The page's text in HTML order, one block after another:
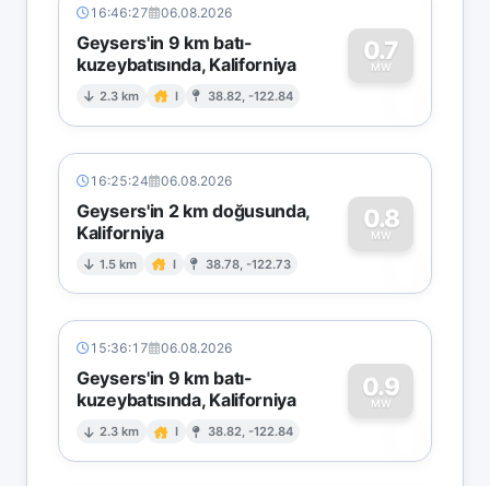
16:46:27 06.08.2026
Geysers'in 9 km batı-
kuzeybatısında, Kaliforniya
2.3 km I 38.82, -122.84
0.7
MW
0
16:25:24 06.08.2026
Geysers'in 2 km doğusunda,
Kaliforniya
1.5 km I 38.78, -122.73
0.8
MW
0
15:36:17 06.08.2026
Geysers'in 9 km batı-
kuzeybatısında, Kaliforniya
2.3 km I 38.82, -122.84
0.9
MW
0